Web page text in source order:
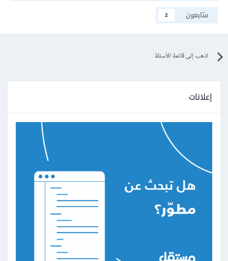
متابعون
2
اذهب إلى قائمة الأسئلة
إعلانات